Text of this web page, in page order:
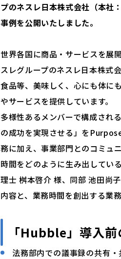
プのネスレ日本株式会社（本社
事例を公開いたしました。
世界各国に商品・サービスを
スレグループのネスレ日本株式
食品等、美味しく、心にも体に
やサービスを提供しています。
多様性あるメンバーで構成され
の成功を実現させる」を
務に加え、事業部門とのコミュ
時間をどのように生み出してい
理士 桝本啓介 様、同部 池田尚
内容と、業務時間を創出する業
「Hubble」導入
法務部内での議事録の共有